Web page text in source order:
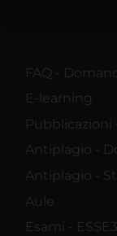
con altre
raccolto dal tuo
FAQ -
E-learning
Pubblicazioni
Antiplagio -
Antiplagio -
Aule
Esami - ESSE3